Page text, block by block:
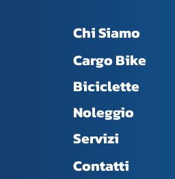
Chi Siamo
Cargo Bike
Biciclette
Noleggio
Servizi
Contatti